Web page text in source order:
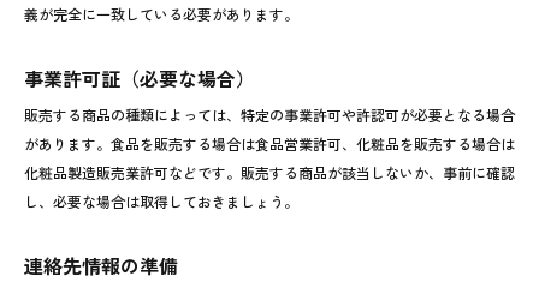
義が完全に一致している必要があります。
事業許可証（必要な場合）
販売する商品の種類によっては、特定の事業許可や許認可が必要となる場合
があります。食品を販売する場合は食品営業許可、化粧品を販売する場合は
化粧品製造販売業許可などです。販売する商品が該当しないか、事前に確認
し、必要な場合は取得しておきましょう。
連絡先情報の準備